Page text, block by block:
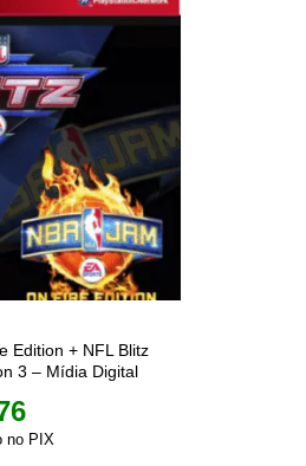
Edition + NFL Blitz
3 – Mídia Digital
no PIX